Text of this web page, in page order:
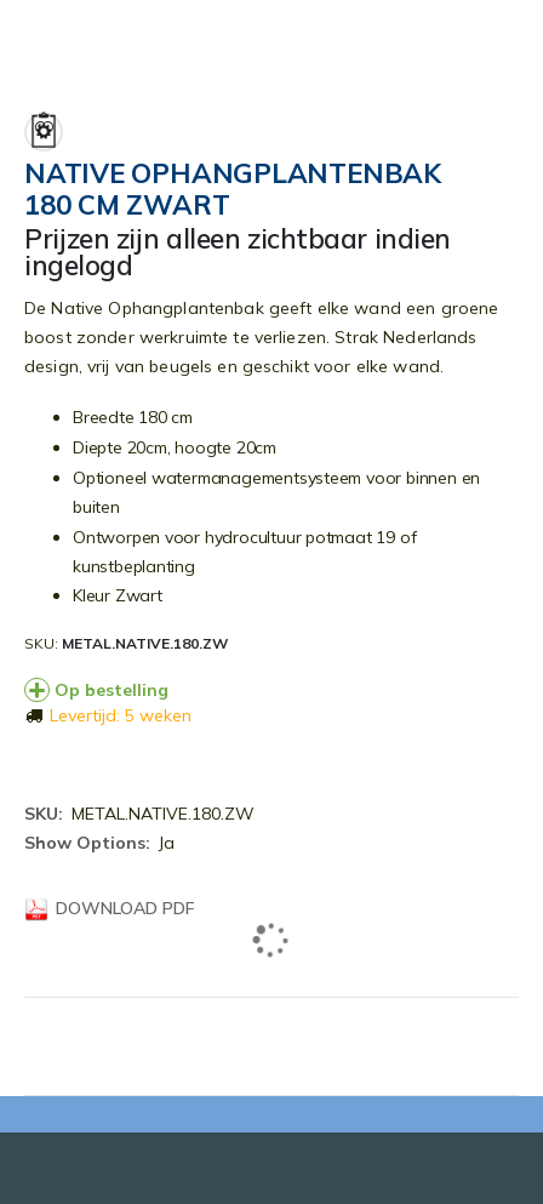
het
begin
van
de
afbeeldingen-
gallerij
NATIVE OPHANGPLANTENBAK
180 CM ZWART
Prijzen zijn alleen zichtbaar indien
ingelogd
De Native Ophangplantenbak geeft elke wand een groene
boost zonder werkruimte te verliezen. Strak Nederlands
design, vrij van beugels en geschikt voor elke wand.
Breedte 180 cm
Diepte 20cm, hoogte 20cm
Optioneel watermanagementsysteem voor binnen en
buiten
Ontworpen voor hydrocultuur potmaat 19 of
kunstbeplanting
Kleur Zwart
SKU METAL.NATIVE.180.ZW
Op bestelling
Levertijd: 5 weken
Meer
informatie
METAL.NATIVE.180.ZW
Ja
DOWNLOAD PDF